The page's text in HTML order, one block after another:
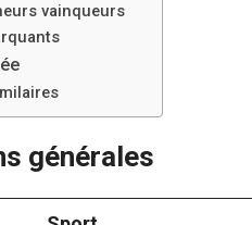
vainqueurs
générales